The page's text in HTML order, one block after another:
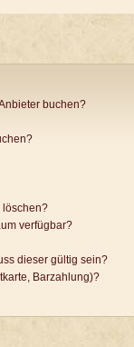
buchen?
löschen?
verfügbar?
dieser gültig sein?
Barzahlung)?